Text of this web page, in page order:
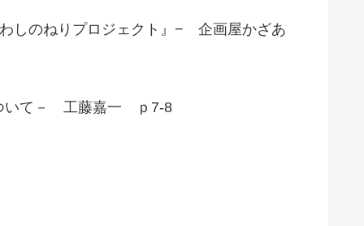
しのねりプロジェクト』− 企画屋かざあ
いて－ 工藤嘉一 ｐ7-8